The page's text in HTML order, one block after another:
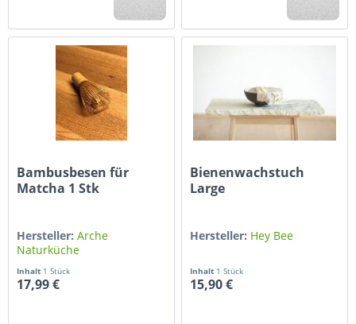
Bambusbesen für
Matcha 1 Stk
Hersteller: Arche
Naturküche
Inhalt 1 Stück
17,99 €
Bienenwachstuch
Large
Hersteller: Hey Bee
Inhalt 1 Stück
15,90 €